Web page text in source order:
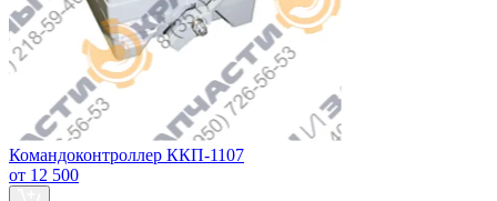
Командоконтроллер ККП-1107
от 12 500